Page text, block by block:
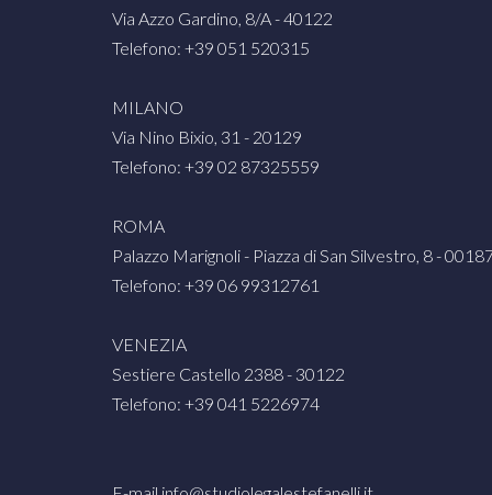
Via Azzo Gardino, 8/A - 40122
Telefono: +39 051 520315
MILANO
Via Nino Bixio, 31 - 20129
Telefono: +39 02 87325559
ROMA
Palazzo Marignoli - Piazza di San Silvestro, 8 -
Telefono: +39 06 99312761
VENEZIA
Sestiere Castello 2388 - 30122
Telefono: +39 041 5226974